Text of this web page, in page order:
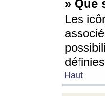
» Que
Les
Haut